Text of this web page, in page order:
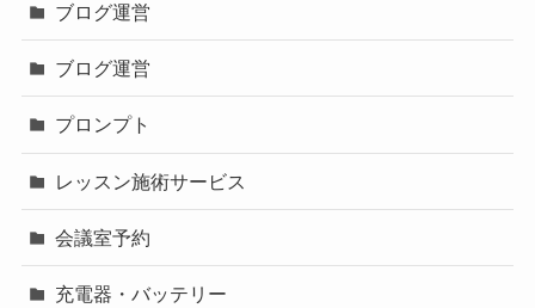
ブログ運営
ブログ運営
プロンプト
レッスン施術サービス
会議室予約
充電器・バッテリー